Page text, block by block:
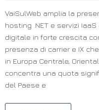
VaiSulWeb amplia la
hosting .NET e servizi
digitale in forte crescita
presenza di carrier e IX
in Europa Centrale,
concentra una quota
del Paese e